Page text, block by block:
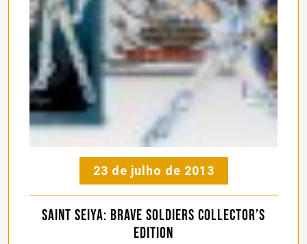
23 de julho de 2013
Saint Seiya: Brave Soldiers Collector’s
Edition